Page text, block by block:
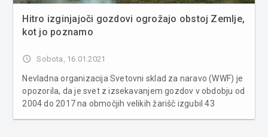
Hitro izginjajoči gozdovi ogrožajo obstoj Zemlje,
kot jo poznamo
access_time Sobota, 16.01.2021
Nevladna organizacija Svetovni sklad za naravo (WWF) je
opozorila, da je svet z izsekavanjem gozdov v obdobju od
2004 do 2017 na območjih velikih žarišč izgubil 43